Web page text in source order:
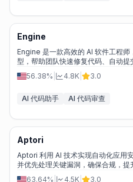
Engine
Engine 是一款高效的 AI 软件工程
型，帮助团队快速修复代码、自动提
56.38%
4.8K 3.0
AI 代码助手 AI 代码审查
Aptori
Aptori 利用 AI 技术实现自动化应用
并优先处理关键漏洞，确保合规，提
63.64%
4.5K 3.0